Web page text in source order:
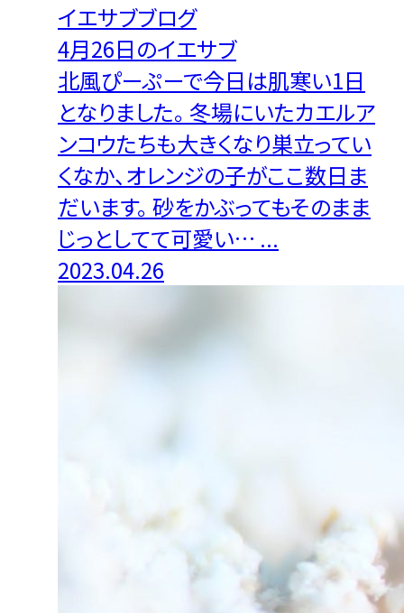
イエサブブログ
4月26日のイエサブ
北風ぴーぷーで今日は肌寒い1日
となりました。 冬場にいたカエルア
ンコウたちも大きくなり巣立ってい
くなか、オレンジの子がここ数日ま
だいます。 砂をかぶってもそのまま
じっとしてて可愛い… ...
2023.04.26